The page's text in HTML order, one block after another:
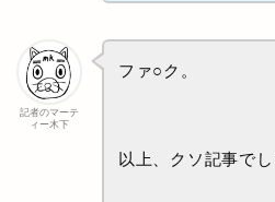
記者のマーテ
ィー木下
ファ○ク。
以上、クソ記事でし